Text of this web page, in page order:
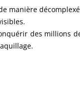
manière
des millions